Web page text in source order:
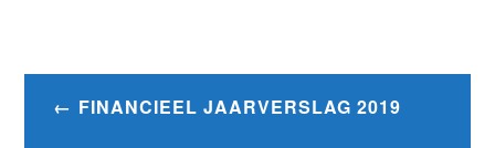
Bericht
FINANCIEEL JAARVERSLAG 2019